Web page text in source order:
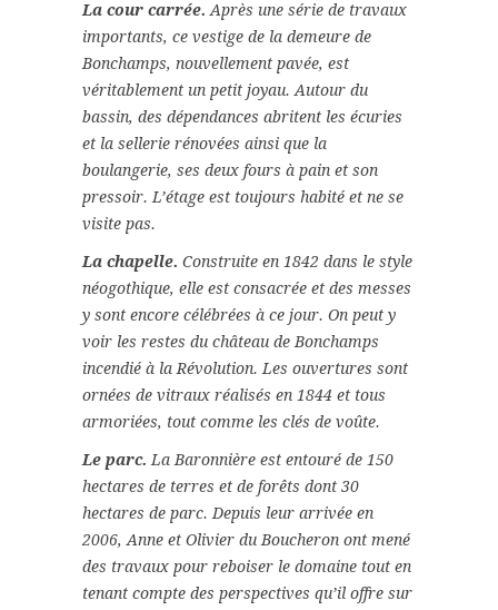
La cour carrée. Après une série de travaux
importants, ce vestige de la demeure de
Bonchamps, nouvellement pavée, est
véritablement un petit joyau. Autour du
bassin, des dépendances abritent les écuries
et la sellerie rénovées ainsi que la
boulangerie, ses deux fours à pain et son
pressoir. L’étage est toujours habité et ne se
visite pas.
La chapelle. Construite en 1842 dans le style
néogothique, elle est consacrée et des messes
y sont encore célébrées à ce jour. On peut y
voir les restes du château de Bonchamps
incendié à la Révolution. Les ouvertures sont
ornées de vitraux réalisés en 1844 et tous
armoriées, tout comme les clés de voûte.
Le parc. La Baronnière est entouré de 150
hectares de terres et de forêts dont 30
hectares de parc. Depuis leur arrivée en
2006, Anne et Olivier du Boucheron ont mené
des travaux pour reboiser le domaine tout en
tenant compte des perspectives qu’il offre sur